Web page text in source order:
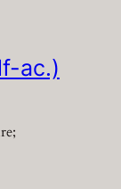
ac.)